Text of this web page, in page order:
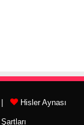
| Hisler Aynası